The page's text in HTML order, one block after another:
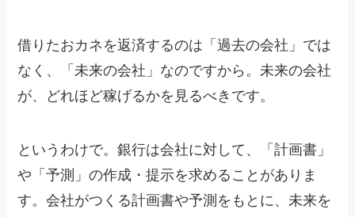
借りたおカネを返済するのは「過去の会社」では
なく、「未来の会社」なのですから。未来の会社
が、どれほど稼げるかを見るべきです。
というわけで。銀行は会社に対して、「計画書」
や「予測」の作成・提示を求めることがありま
す。会社がつくる計画書や予測をもとに、未来を